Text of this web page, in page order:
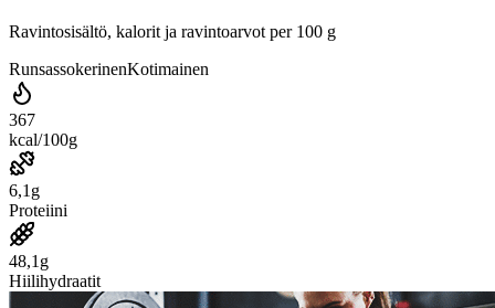
Ravintosisältö, kalorit ja ravintoarvot per 100 g
RunsassokerinenKotimainen
367
kcal/100g
6,1g
Proteiini
48,1g
Hiilihydraatit